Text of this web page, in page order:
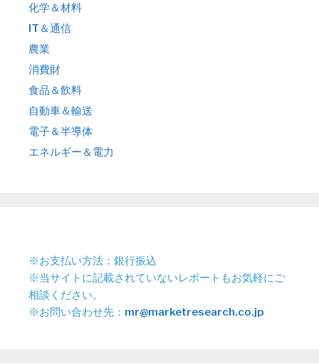
化学＆材料
IT＆通信
農業
消費財
食品＆飲料
自動車＆輸送
電子＆半導体
エネルギー＆電力
※お支払い方法：銀行振込
※当サイトに記載されていないレポートもお気軽にご
相談ください。
※お問い合わせ先： mr@marketresearch.co.jp